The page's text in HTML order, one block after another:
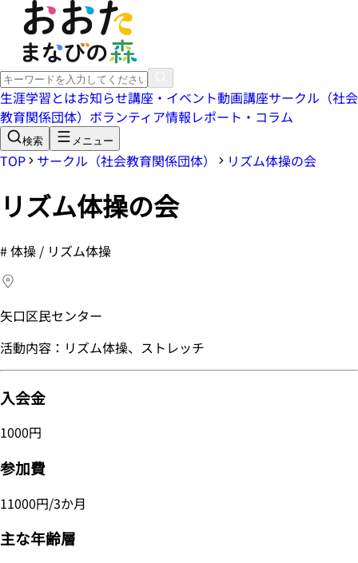
生涯学習とはお知らせ講座・イベント動画講座サークル（社会
教育関係団体） ボランティア情報レポート・コラム
検索 メニュー
TOP サークル（社会教育関係団体） リズム体操の会
リズム体操の会
#体操 / リズム体操
矢口区民センター
活動内容：リズム体操、ストレッチ
入会金
1000円
参加費
11000円/3か月
主な年齢層